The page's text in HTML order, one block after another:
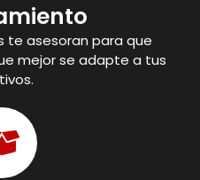
te asesoran para que
mejor se adapte a tus